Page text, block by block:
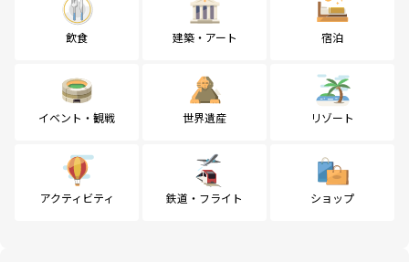
飲食 建築・アート 宿泊
イベント・観戦 世界遺産 リゾート
アクティビティ 鉄道・フライト ショップ